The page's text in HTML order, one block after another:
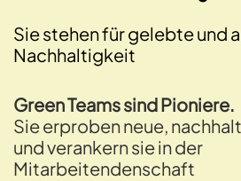
Sie stehen für gelebte und
Nachhaltigkeit
Green Teams sind Pioniere.
Sie erproben neue,
und verankern sie in der
Mitarbeitendenschaft